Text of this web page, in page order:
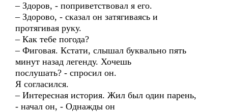
– Здоров, - поприветствовал я его.
– Здорово, - сказал он затягиваясь и
протягивая руку.
– Как тебе погода?
– Фиговая. Кстати, слышал буквально пять
минут назад легенду. Хочешь
послушать? - спросил он.
Я согласился.
– Интересная история. Жил был один парень,
- начал он, - Однажды он